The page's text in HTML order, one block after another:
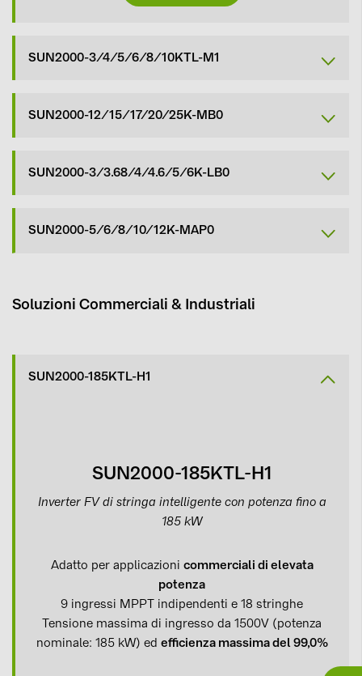
SUN2000-3/4/5/6/8/10KTL-M1
SUN2000-12/15/17/20/25K-MB0
SUN2000-3/3.68/4/4.6/5/6K-LB0
SUN2000-5/6/8/10/12K-MAP0
Soluzioni Commerciali & Industriali
SUN2000-185KTL-H1
SUN2000-185KTL-H1
Inverter FV di stringa intelligente con potenza fino a
185 kW
Adatto per applicazioni commerciali di elevata
potenza
9 ingressi MPPT indipendenti e 18 stringhe
Tensione massima di ingresso da 1500V (potenza
nominale: 185 kW) ed efficienza massima del 99,0%